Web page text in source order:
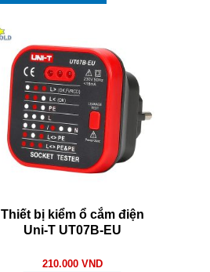
Thiết bị kiểm ổ cắm điện
Uni-T UT07B-EU
210.000 VND